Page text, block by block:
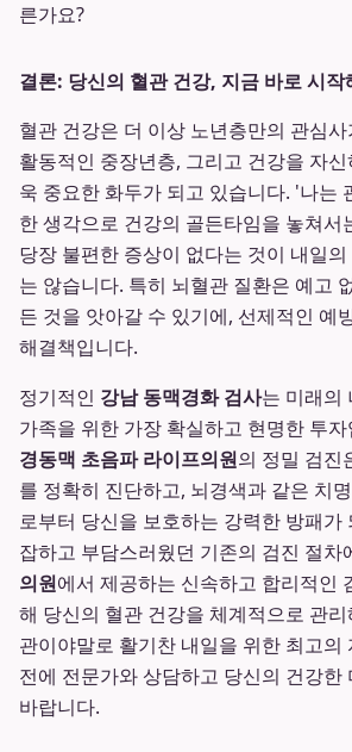
른가요?
결론: 당신의 혈관 건강, 지금 바로 시작
혈관 건강은 더 이상 노년층만의 관심
활동적인 중장년층, 그리고 건강을 자
욱 중요한 화두가 되고 있습니다. '나는
한 생각으로 건강의 골든타임을 놓쳐서
당장 불편한 증상이 없다는 것이 내일
는 않습니다. 특히 뇌혈관 질환은 예고
든 것을 앗아갈 수 있기에, 선제적인 예
해결책입니다.
정기적인 강남 동맥경화 검사는 미래의
가족을 위한 가장 확실하고 현명한 투
경동맥 초음파 라이프의원의 정밀 검진
를 정확히 진단하고, 뇌경색과 같은 치
로부터 당신을 보호하는 강력한 방패가
잡하고 부담스러웠던 기존의 검진 절차
의원에서 제공하는 신속하고 합리적인
해 당신의 혈관 건강을 체계적으로 관
관이야말로 활기찬 내일을 위한 최고의
전에 전문가와 상담하고 당신의 건강한
바랍니다.